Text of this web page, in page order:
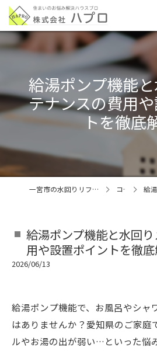
給湯ポンプ機能
テナンスの費用
トを徹底
一宮市の水回りリフォームなら株式会社ハプロ コラム 給湯ポ
給湯ポンプ機能と水回
用や設置ポイントを徹
2026/06/13
給湯ポンプ機能で、お風呂やシャ
はありませんか？愛知県のご家庭
ルやお湯の出が弱い…といった悩